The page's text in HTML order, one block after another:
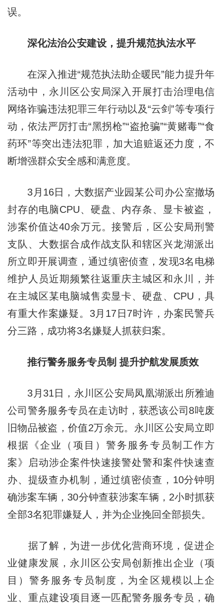
误。
深化法治公安建设，提升规范执法水平
在深入推进“规范执法助企暖民”能力提升年
活动中，永川区公安局深入开展打击治理电信
网络诈骗违法犯罪三年行动以及“云剑”等专项行
动，依法严厉打击“黑拐枪”“盗抢骗”“黄赌毒”“食
药环”等突出违法犯罪，加大追赃返还力度，不
断增强群众安全感和满意度。
3月16日，大数据产业园某公司办公室撤场
封存的电脑CPU、硬盘、内存条、显卡被盗，
涉案价值达40余万元。接警后，区公安局刑警
支队、大数据合成作战支队和辖区兴龙湖派出
所立即开展调查，通过缜密侦查，发现3名电梯
维护人员近期频繁往返重庆主城区和永川，并
在主城区某电脑城售卖显卡、硬盘、CPU，具
有重大作案嫌疑。3月17日7时许，办案民警兵
分三路，成功将3名嫌疑人抓获归案。
推行警务服务专员制 提升护航发展质效
3月31日，永川区公安局凤凰湖派出所雅迪
公司警务服务专员在走访时，获悉该公司8吨废
旧物品被盗，价值2万余元。永川区公安局立即
根据《企业（项目）警务服务专员制工作方
案》启动涉企案件快速接警处警和案件快速查
办、提级查办机制，通过缜密侦查，10分钟明
确涉案车辆，30分钟查获涉案车辆，2小时抓获
全部3名犯罪嫌疑人，并为企业挽回全部损失。
据了解，为进一步优化营商环境，促进企
业健康发展，永川区公安局创新推出企业（项
目）警务服务专员制度，为全区规模以上企
业、重点建设项目逐一匹配警务服务专员，确